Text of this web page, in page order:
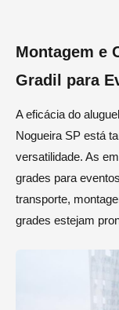
Montagem e
Gradil para
A eficácia do
Nogueira SP está
versatilidade. As
grades para
transporte,
grades estejam